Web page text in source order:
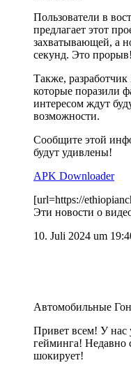
Пользователи в
предлагает этот
захватывающей, а
секунд. Это прорыв!
Также,
которые поразили
интересом ждут
возможности.
Сообщите этой
будут удивлены!
APK Downloader
[url=https://
Эти новости о
10. Juli 2024 um
Автомобильные
Привет всем! У нас
гейминга! Недавно
шокирует!